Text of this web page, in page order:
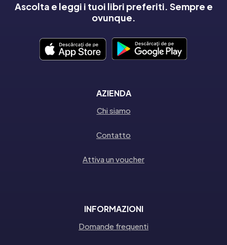
Ascolta e leggi i tuoi libri preferiti. Sempre e
ovunque.
AZIENDA
Chi siamo
Contatto
Attiva un voucher
INFORMAZIONI
Domande frequenti